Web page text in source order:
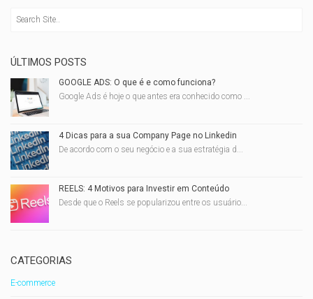
ÚLTIMOS POSTS
GOOGLE ADS: O que é e como funciona?
Google Ads é hoje o que antes era conhecido como ...
4 Dicas para a sua Company Page no Linkedin
De acordo com o seu negócio e a sua estratégia d...
REELS: 4 Motivos para Investir em Conteúdo
Desde que o Reels se popularizou entre os usuário...
CATEGORIAS
E-commerce